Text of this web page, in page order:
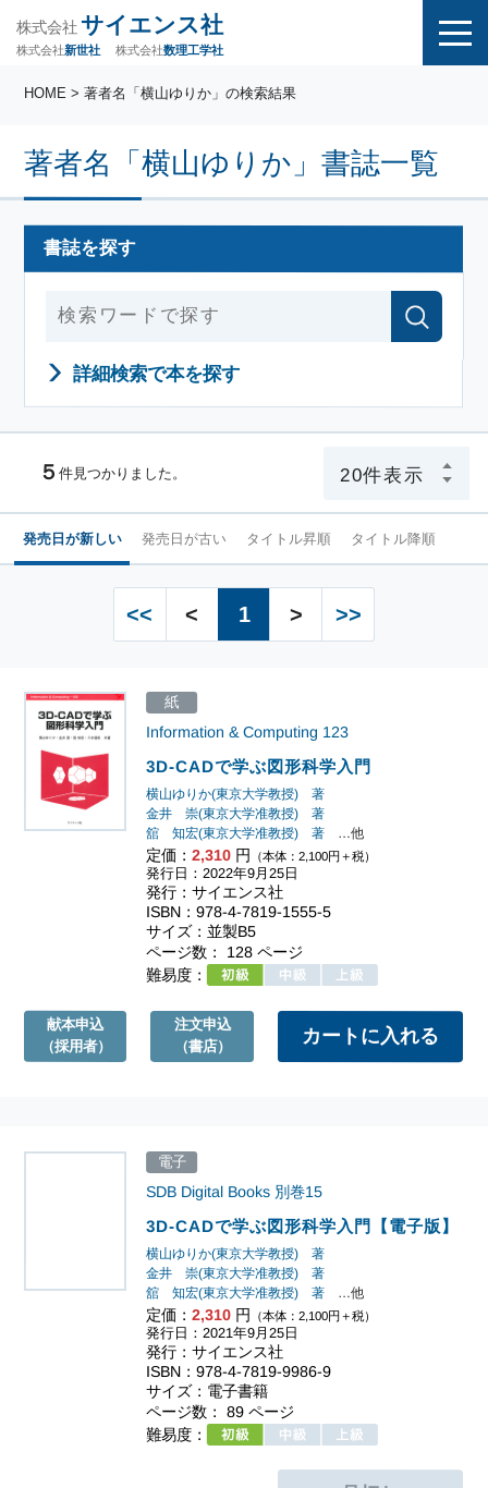
株式会社 サイエンス社
株式会社新世社 株式会社数理工学社
著者名「横山ゆりか」書誌一覧
HOME > 著者名「横山ゆりか」の検索結果
書誌を探す
詳細検索で本を探す
５ 件見つかりました。
発売日が新しい 発売日が古い タイトル昇順 タイトル降順
<< < 1 > >>
3D-CADで学ぶ図形科学入門
Information & Computing 123
横山ゆりか(東京大学教授) 著
金井 崇(東京大学准教授) 著
舘 知宏(東京大学准教授) 著 …他
定価：2,310 円 （本体：2,100円＋税）
紙
発行日：2022年9月25日
発行：サイエンス社
ISBN：978-4-7819-1555-5
サイズ：並製B5
ページ数： 128 ページ
難易度：
献本申込
（採用者）
注文申込
（書店）
3D-CADで学ぶ図形科学入門【電子版】
SDB Digital Books 別巻15
横山ゆりか(東京大学教授) 著
金井 崇(東京大学准教授) 著
舘 知宏(東京大学准教授) 著 …他
定価：2,310 円 （本体：2,100円＋税）
電子
発行日：2021年9月25日
発行：サイエンス社
ISBN：978-4-7819-9986-9
サイズ：電子書籍
ページ数： 89 ページ
難易度：